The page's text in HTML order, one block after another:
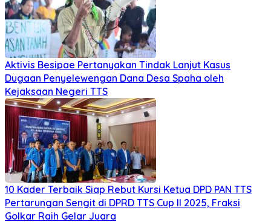
Aktivis Besipae Pertanyakan Tindak Lanjut Kasus
Dugaan Penyelewengan Dana Desa Spaha oleh
Kejaksaan Negeri TTS
10 Kader Terbaik Siap Rebut Kursi Ketua DPD PAN TTS
Pertarungan Sengit di DPRD TTS Cup II 2025, Fraksi
Golkar Raih Gelar Juara